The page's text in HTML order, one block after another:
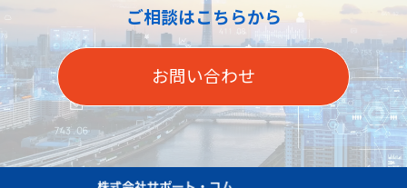
ご相談はこちらから
お問い合わせ